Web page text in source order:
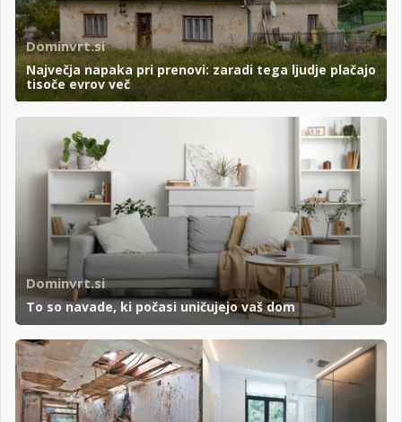
Dominvrt.si
Največja napaka pri prenovi: zaradi tega ljudje plačajo
tisoče evrov več
Dominvrt.si
To so navade, ki počasi uničujejo vaš dom